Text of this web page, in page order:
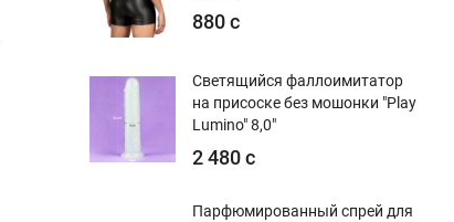
880 с
Светящийся фаллоимитатор
на присоске без мошонки "Play
Lumino" 8,0"
2 480 с
Парфюмированный спрей для